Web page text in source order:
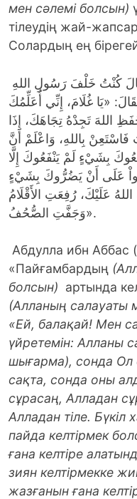
мен сәлемі болсын)
тілеудің жай-
Солардың ең
«يَا غُلَامَ، إِنِّي أُعَلِّمُكَ
اللهَ تَجِدْهُ تِجَاهَكَ، إِذَا
بِاللهِ، وَاعْلَمْ أَنَّ
بِشَيْءٍ لَمْ يَنْفَعُوكَ إِلَّا
عَلَى أَنْ يَضُرُّوكَ بِشَيْءٍ
عَلَيْكَ، رُفِعَتِ الأَقْلَامُ
وَجَفَّتِ الصُّحُفُ».
Абдулла ибн Аббас
«Пайғамбардың
болсын) артында
(Алланың салауаты
«Ей, балақай! Мен
үйретемін: Алланы
шығарма), сонда Ол
сақта, сонда оны
сұрасаң, Алладан
Алладан тіле. Бүкіл
пайда келтірмек
ғана келтіре
зиян келтірмекке
жазғанын ғана